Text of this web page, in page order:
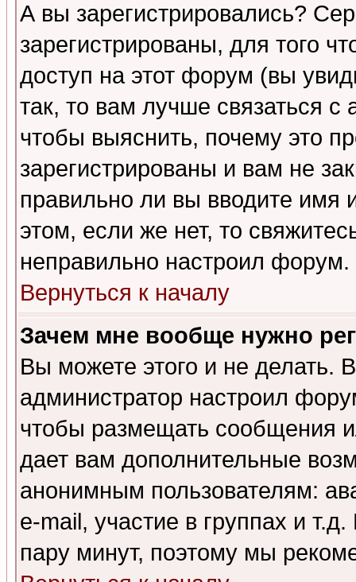
А вы зарегистрировались?
зарегистрированы, для того
доступ на этот форум (вы
так, то вам лучше связаться
чтобы выяснить, почему это
зарегистрированы и вам не
правильно ли вы вводите
этом, если же нет, то
неправильно настроил форум.
Вернуться к началу
Зачем мне вообще нужно
Вы можете этого и не делать.
администратор настроил
чтобы размещать сообщения
дает вам дополнительные
анонимным пользователям:
e-mail, участие в группах и
пару минут, поэтому мы